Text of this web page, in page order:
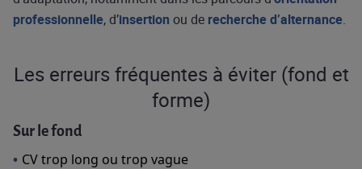
professionnelle, d’insertion ou de recherche d’alternance.
Les erreurs fréquentes à éviter (fond et
forme)
Sur le fond
CV trop long ou trop vague